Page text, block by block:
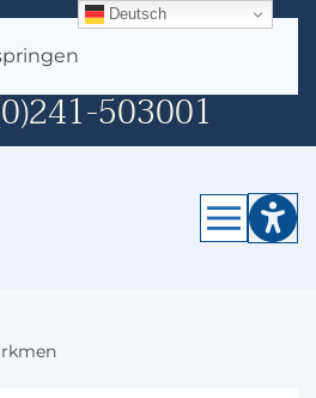
503001
Deutsch